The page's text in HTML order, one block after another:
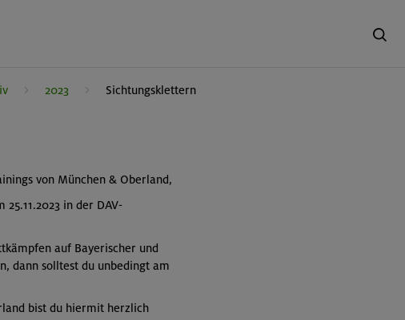
2023 Sichtungsklettern
von München & Oberland,
in der DAV-
auf Bayerischer und
dann solltest du unbedingt am
bist du hiermit herzlich